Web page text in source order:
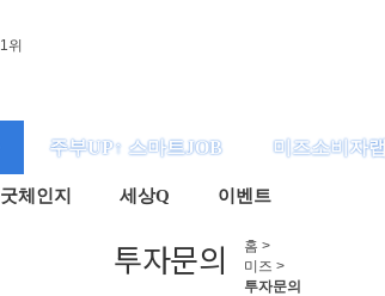
주부UP↑ 스마트JOB 미즈소비자랩
굿체인지 세상Q 이벤트
투자문의
홈 >
미즈 >
투자문의